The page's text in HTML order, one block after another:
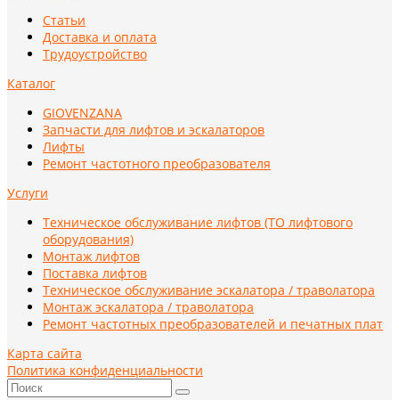
Статьи
Доставка и оплата
Трудоустройство
Каталог
GIOVENZANA
Запчасти для лифтов и эскалаторов
Лифты
Ремонт частотного преобразователя
Услуги
Техническое обслуживание лифтов (ТО лифтового
оборудования)
Монтаж лифтов
Поставка лифтов
Техническое обслуживание эскалатора / траволатора
Монтаж эскалатора / траволатора
Ремонт частотных преобразователей и печатных плат
Карта сайта
Политика конфиденциальности